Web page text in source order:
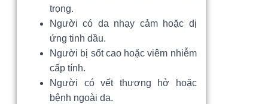
trọng.
Người có da nhạy cảm hoặc dị
ứng tinh dầu.
Người bị sốt cao hoặc viêm nhiễm
cấp tính.
Người có vết thương hở hoặc
bệnh ngoài da.